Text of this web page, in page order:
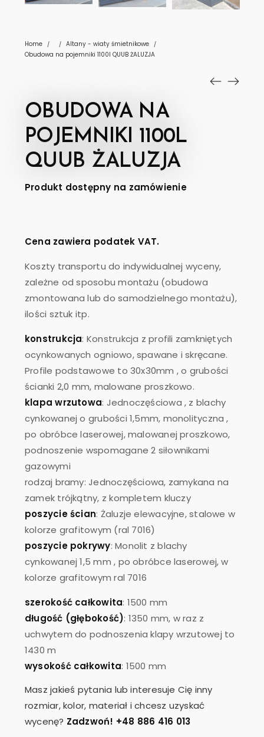
Home / / Altany - wiaty śmietnikowe /
Obudowa na pojemniki 1100l QUUB ŻALUZJA
OBUDOWA NA
POJEMNIKI 1100L
QUUB ŻALUZJA
Produkt dostępny na zamówienie
Cena zawiera podatek VAT.
Koszty transportu do indywidualnej wyceny,
zależne od sposobu montażu (obudowa
zmontowana lub do samodzielnego montażu),
ilości sztuk itp.
konstrukcja: Konstrukcja z profili zamkniętych
ocynkowanych ogniowo, spawane i skręcane.
Profile podstawowe to 30x30mm , o grubości
ścianki 2,0 mm, malowane proszkowo.
klapa wrzutowa: Jednoczęściowa , z blachy
cynkowanej o grubości 1,5mm, monolityczna ,
po obróbce laserowej, malowanej proszkowo,
podnoszenie wspomagane 2 siłownikami
gazowymi
rodzaj bramy: Jednoczęściowa, zamykana na
zamek trójkątny, z kompletem kluczy
poszycie ścian: Żaluzje elewacyjne, stalowe w
kolorze grafitowym (ral 7016)
poszycie pokrywy: Monolit z blachy
cynkowanej 1,5 mm , po obróbce laserowej, w
kolorze grafitowym ral 7016
szerokość całkowita: 1500 mm
długość (głębokość): 1350 mm, w raz z
uchwytem do podnoszenia klapy wrzutowej to
1430 m
wysokość całkowita: 1500 mm
Masz jakieś pytania lub interesuje Cię inny
rozmiar, kolor, materiał i chcesz uzyskać
wycenę? Zadzwoń! +48 886 416 013